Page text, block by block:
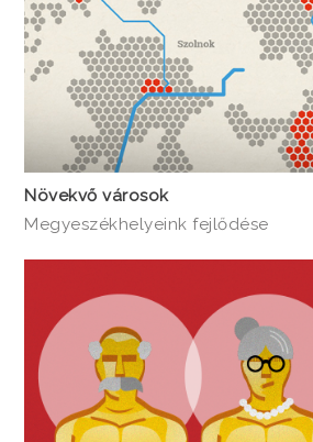
Növekvő városok
Megyeszékhelyeink fejlődése